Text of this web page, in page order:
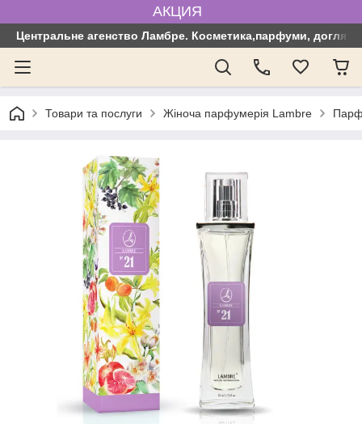
АКЦИЯ
Центральне агенство Ламбре. Косметика,парфуми, догляд
Товари та послуги Жіноча парфумерія Lambre